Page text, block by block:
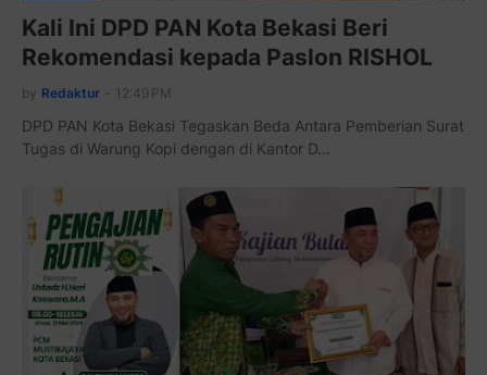
Kali Ini DPD PAN Kota Bekasi Beri
Rekomendasi kepada Paslon RISHOL
by Redaktur 12:49 PM
DPD PAN Kota Bekasi Tegaskan Beda Antara Pemberian Surat
Tugas di Warung Kopi dengan di Kantor D…